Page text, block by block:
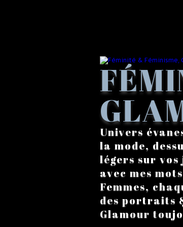
Univers
la mode,
légers sur
avec mes
Femmes,
des portraits
Glamour